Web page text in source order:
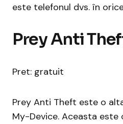
este telefonul dvs. în
Prey Anti
Pret: gratuit
Prey Anti Theft este o
My-Device. Aceasta